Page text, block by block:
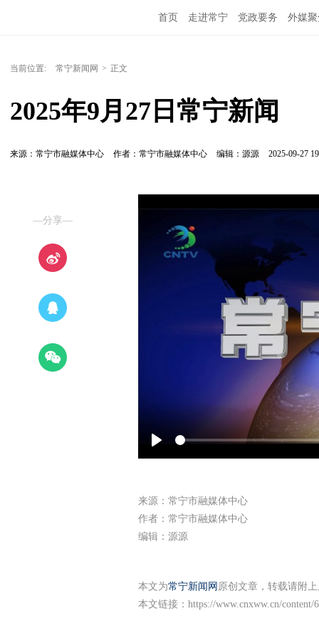
首页 走进常宁 党政要务 外媒
当前位置: 常宁新闻网 > 正文
2025年9月27日常宁新闻
来源：常宁市融媒体中心 作者：常宁市融媒体中心 编辑：源源 2025-09-27
—分享—
Play
来源：常宁市融媒体中心
作者：常宁市融媒体中心
编辑：源源
本文为常宁新闻网 原创文章，转载请附
本文链接： https://www.cnxww.cn/content/